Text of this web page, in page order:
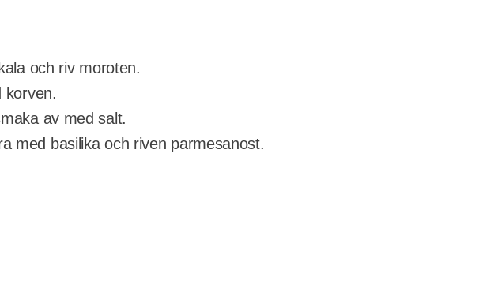
och riv moroten.
korven.
av med salt.
med basilika och riven parmesanost.